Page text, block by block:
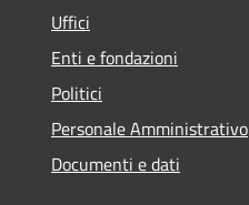
Uffici
Enti e fondazioni
Politici
Personale Amministrativo
Documenti e dati